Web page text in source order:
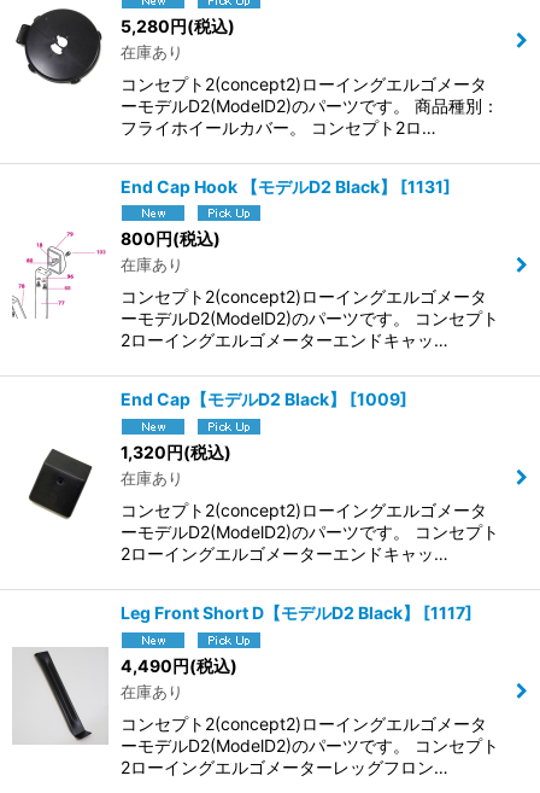
5,280円(税込)
在庫あり
コンセプト2(concept2)ローイングエルゴメータ
ーモデルD2(ModelD2)のパーツです。 商品種別：
フライホイールカバー。 コンセプト2ロ…
End Cap Hook 【モデルD2 Black】 [1131]
800円(税込)
在庫あり
コンセプト2(concept2)ローイングエルゴメータ
ーモデルD2(ModelD2)のパーツです。 コンセプト
2ローイングエルゴメーターエンドキャッ…
End Cap【モデルD2 Black】 [1009]
1,320円(税込)
在庫あり
コンセプト2(concept2)ローイングエルゴメータ
ーモデルD2(ModelD2)のパーツです。 コンセプト
2ローイングエルゴメーターエンドキャッ…
Leg Front Short D【モデルD2 Black】 [1117]
4,490円(税込)
在庫あり
コンセプト2(concept2)ローイングエルゴメータ
ーモデルD2(ModelD2)のパーツです。 コンセプト
2ローイングエルゴメーターレッグフロン…